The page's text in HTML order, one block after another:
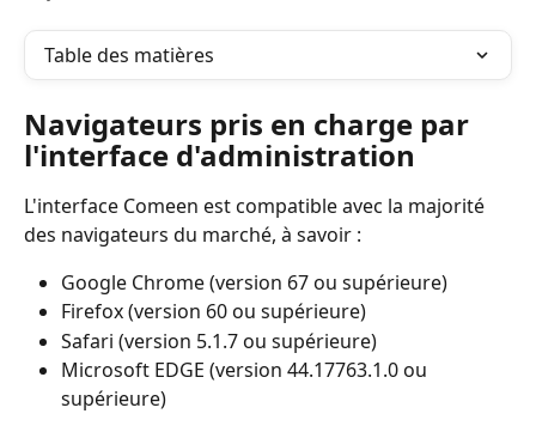
Table des matières
Navigateurs pris en charge par
l'interface d'administration
L'interface Comeen est compatible avec la majorité
des navigateurs du marché, à savoir :
Google Chrome (version 67 ou supérieure)
Firefox (version 60 ou supérieure)
Safari (version 5.1.7 ou supérieure)
Microsoft EDGE (version 44.17763.1.0 ou
supérieure)